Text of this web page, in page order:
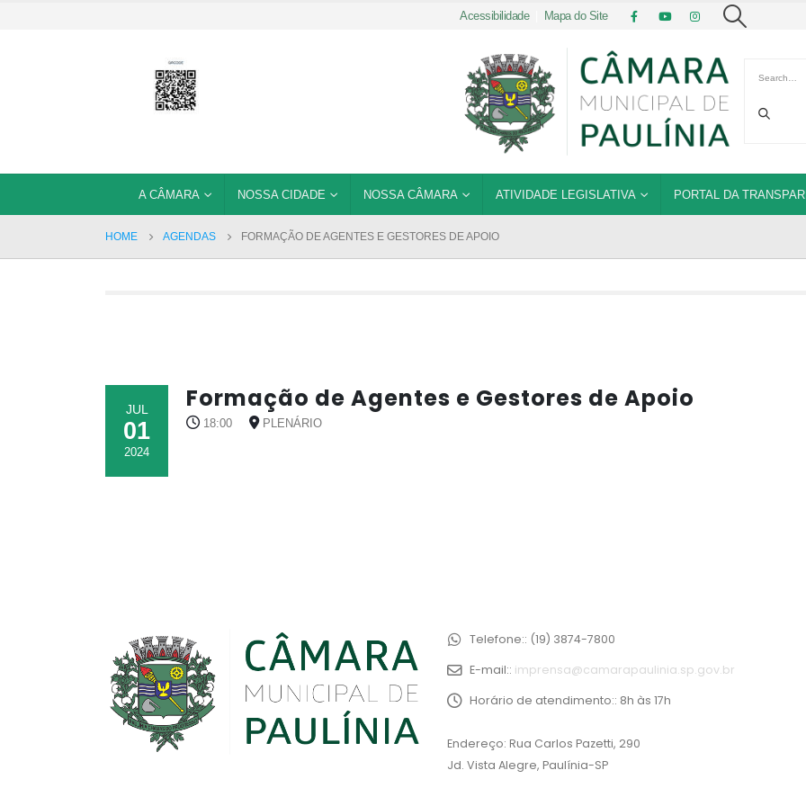
Acessibilidade| Mapa do Site
A CÂMARA NOSSA CIDADE NOSSA CÂMARA ATIVIDADE LEGISLATIVA PORTAL DA
HOME AGENDAS FORMAÇÃO DE AGENTES E GESTORES DE APOIO
JUL
01
2024
Formação de Agentes e Gestores de Apoio
18:00 PLENÁRIO
Telefone:: (19) 3874-7800
E-mail:: imprensa@camarapaulinia.sp.gov.br
Horário de atendimento:: 8h às 17h
Endereço: Rua Carlos Pazetti, 290
Jd. Vista Alegre, Paulínia-SP